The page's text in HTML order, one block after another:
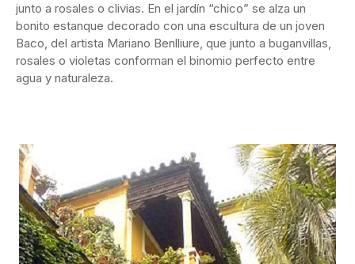
junto a rosales o clivias. En el jardín “chico” se alza un
bonito estanque decorado con una escultura de un joven
Baco, del artista Mariano Benlliure, que junto a buganvillas,
rosales o violetas conforman el binomio perfecto entre
agua y naturaleza.